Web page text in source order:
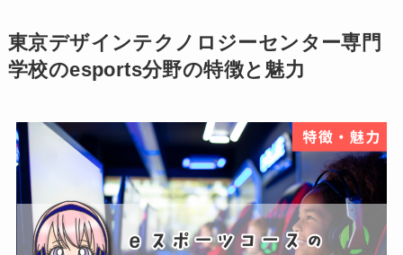
東京デザインテクノロジーセンター専門
学校のesports分野の特徴と魅力